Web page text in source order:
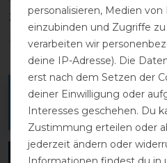
2
1
Melde dich an, um eine
verfassen.
ANMELDEN
personalisieren, Medien
einzubinden und Zugriffe zu
verarbeiten wir
deine IP-Adresse). Die
erst nach dem Setzen der
deiner Einwilligung oder
Interesses geschehen. Du
Zustimmung erteilen oder
jederzeit ändern oder